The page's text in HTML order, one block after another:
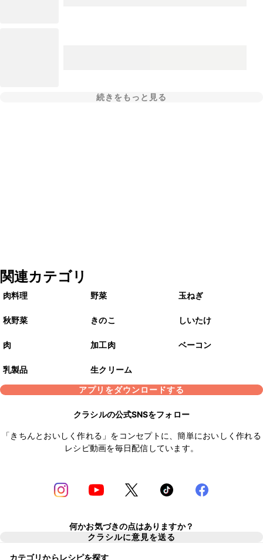
続きをもっと見る
関連カテゴリ
肉料理 野菜 玉ねぎ
秋野菜 きのこ しいたけ
肉 加工肉 ベーコン
乳製品
生クリーム
アプリをダウンロードする
クラシルの公式SNSをフォロー
「きちんとおいしく作れる」をコンセプトに、簡単においしく作れる
レシピ動画を毎日配信しています。
何かお気づきの点はありますか？
クラシルに意見を送る
カテゴリからレシピを探す